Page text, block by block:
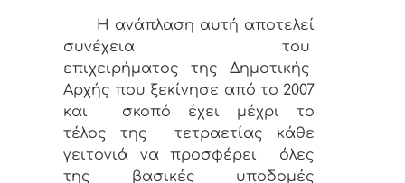
Η ανάπλαση αυτή αποτελεί
συνέχεια του
επιχειρήματος της Δημοτικής
Αρχής που ξεκίνησε από το 2007
και σκοπό έχει μέχρι το
τέλος της τετραετίας κάθε
γειτονιά να προσφέρει όλες
της βασικές υποδομές